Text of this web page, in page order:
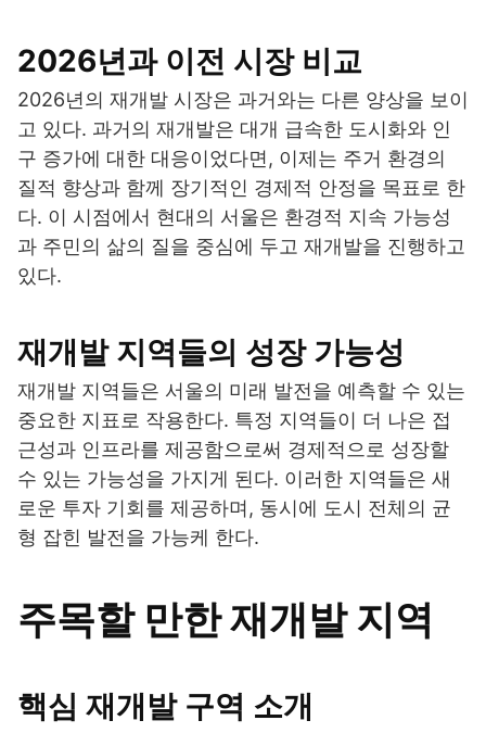
2026년과 이전 시장 비교
2026년의 재개발 시장은 과거와는 다른 양상을 보이
고 있다. 과거의 재개발은 대개 급속한 도시화와 인
구 증가에 대한 대응이었다면, 이제는 주거 환경의
질적 향상과 함께 장기적인 경제적 안정을 목표로 한
다. 이 시점에서 현대의 서울은 환경적 지속 가능성
과 주민의 삶의 질을 중심에 두고 재개발을 진행하고
있다.
재개발 지역들의 성장 가능성
재개발 지역들은 서울의 미래 발전을 예측할 수 있는
중요한 지표로 작용한다. 특정 지역들이 더 나은 접
근성과 인프라를 제공함으로써 경제적으로 성장할
수 있는 가능성을 가지게 된다. 이러한 지역들은 새
로운 투자 기회를 제공하며, 동시에 도시 전체의 균
형 잡힌 발전을 가능케 한다.
주목할 만한 재개발 지역
핵심 재개발 구역 소개